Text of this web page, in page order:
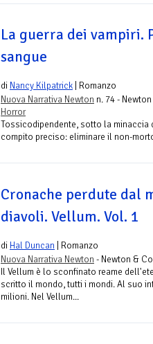
La guerra dei vampiri.
sangue
di Nancy Kilpatrick | Romanzo
Nuova Narrativa Newton n. 74 -
Horror
Tossicodipendente, sotto la minaccia
compito preciso: eliminare il non-
Cronache perdute dal
diavoli. Vellum. Vol. 1
di Hal Duncan | Romanzo
Nuova Narrativa Newton - Newton &
Il Vellum è lo sconfinato reame
scritto il mondo, tutti i mondi. Al suo
milioni. Nel Vellum...